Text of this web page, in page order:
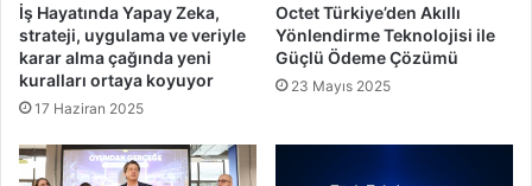
İş Hayatında Yapay Zeka,
strateji, uygulama ve veriyle
karar alma çağında yeni
kuralları ortaya koyuyor
17 Haziran 2025
Octet Türkiye’den Akıllı
Yönlendirme Teknolojisi ile
Güçlü Ödeme Çözümü
23 Mayıs 2025